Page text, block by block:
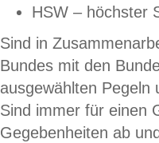
HSW – höchster
Sind in
Bundes mit den
ausgewählten
Sind immer für einen
Gegebenheiten ab